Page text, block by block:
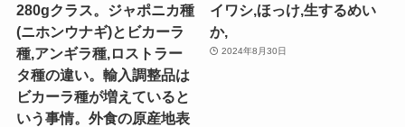
280gクラス。ジャポニカ種
(ニホンウナギ)とビカーラ
種,アンギラ種,ロストラー
タ種の違い。輸入調整品は
ビカーラ種が増えていると
いう事情。外食の原産地表
イワシ,ほっけ,生するめい
か,
2024年8月30日